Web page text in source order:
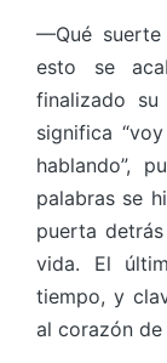
—Qué
esto se
finalizado
significa
hablando”,
palabras se
puerta
vida. El
tiempo, y
al corazón de